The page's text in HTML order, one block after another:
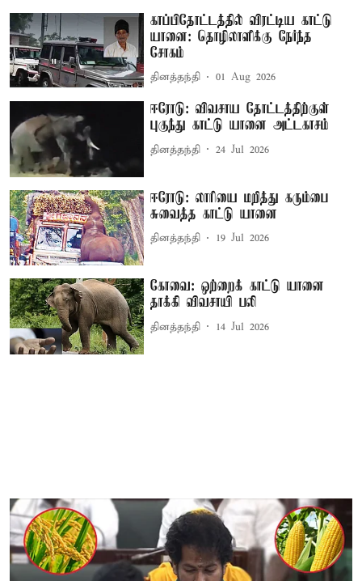
காப்பிதோட்டத்தில் விரட்டிய காட்டு
யானை: தொழிலாளிக்கு நேர்ந்த
சோகம்
தினத்தந்தி 01 Aug 2026
ஈரோடு: விவசாய தோட்டத்திற்குள்
புகுந்து காட்டு யானை அட்டகாசம்
தினத்தந்தி 24 Jul 2026
ஈரோடு: லாரியை மறித்து கரும்பை
சுவைத்த காட்டு யானை
தினத்தந்தி 19 Jul 2026
கோவை: ஒற்றைக் காட்டு யானை
தாக்கி விவசாயி பலி
தினத்தந்தி 14 Jul 2026